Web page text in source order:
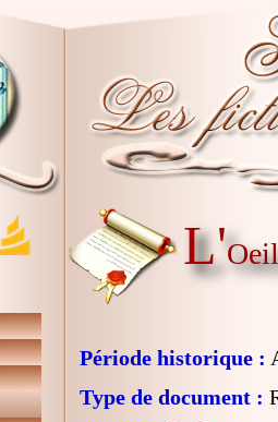
L'
Période historique :
Type de document :